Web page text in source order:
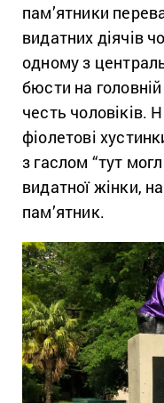
пам’ятники
видатних діячів
одному з
бюсти на
честь чоловіків.
фіолетові
з гаслом “тут
видатної жінки,
пам’ятник.